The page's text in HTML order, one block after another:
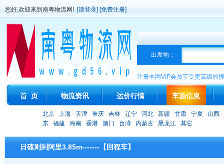
您好,欢迎来到南粤物流网! [请登录] [免费注册]
出发地：
注册本网VIP会员享受更高级的
首 页 物流资讯 运价行情 车源信息
北京 上海 天津 重庆 吉林 辽宁 河北 新疆 甘肃 宁夏
山西
东
福建 海南 香港 澳门 台湾 内蒙古 黑龙江 其它
日碦则到阿里3.85m-------【回程车】